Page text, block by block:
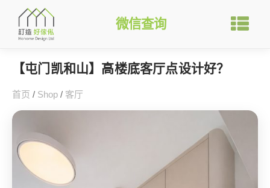
微信查询
【屯门凯和山】高楼底客厅点设计好？
首页 / Shop / 客厅